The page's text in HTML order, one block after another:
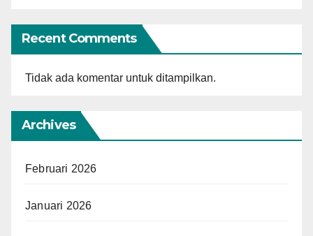
Recent Comments
Tidak ada komentar untuk ditampilkan.
Archives
Februari 2026
Januari 2026